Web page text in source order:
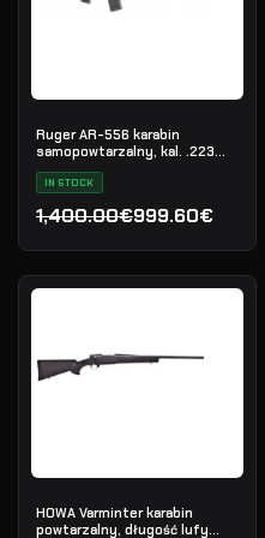
Ruger AR-556 karabin
samopowtarzalny, kal. .223
Rem
IN STOCK
1,400.00€
Pierwotna cena
999.60€
Aktualna cena wynosi:
HOWA Varminter karabin
powtarzalny, długość lufy